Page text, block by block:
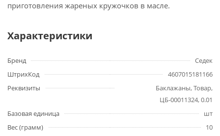
приготовления жареных кружочков в масле.
Характеристики
Бренд
Седек
ШтрихКод
4607015181166
Реквизиты
Баклажаны, Товар,
ЦБ-00011324, 0.01
Базовая единица
шт
Вес (грамм)
10